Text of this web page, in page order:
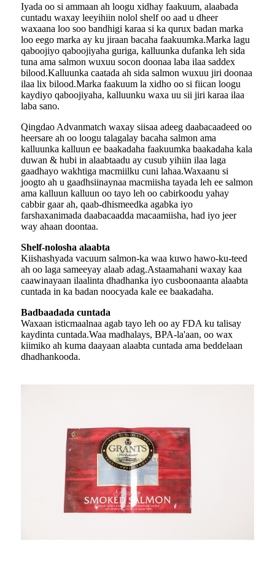
Iyada oo si ammaan ah loogu xidhay faakuum, alaabada
cuntadu waxay leeyihiin nolol shelf oo aad u dheer
waxaana loo soo bandhigi karaa si ka qurux badan marka
loo eego marka ay ku jiraan bacaha faakuumka.Marka lagu
qaboojiyo qaboojiyaha guriga, kalluunka dufanka leh sida
tuna ama salmon wuxuu socon doonaa laba ilaa saddex
bilood.Kalluunka caatada ah sida salmon wuxuu jiri doonaa
ilaa lix bilood.Marka faakuum la xidho oo si fiican loogu
kaydiyo qaboojiyaha, kalluunku waxa uu sii jiri karaa ilaa
laba sano.
Qingdao Advanmatch waxay siisaa adeeg daabacaadeed oo
heersare ah oo loogu talagalay bacaha salmon ama
kalluunka kalluun ee baakadaha faakuumka baakadaha kala
duwan & hubi in alaabtaadu ay cusub yihiin ilaa laga
gaadhayo wakhtiga macmiilku cuni lahaa.Waxaanu si
joogto ah u gaadhsiinaynaa macmiisha tayada leh ee salmon
ama kalluun kalluun oo tayo leh oo cabirkoodu yahay
cabbir gaar ah, qaab-dhismeedka agabka iyo
farshaxanimada daabacaadda macaamiisha, had iyo jeer
way ahaan doontaa.
Shelf-nolosha alaabta
Kiishashyada vacuum salmon-ka waa kuwo hawo-ku-teed
ah oo laga sameeyay alaab adag.Astaamahani waxay kaa
caawinayaan ilaalinta dhadhanka iyo cusboonaanta alaabta
cuntada in ka badan noocyada kale ee baakadaha.
Badbaadada cuntada
Waxaan isticmaalnaa agab tayo leh oo ay FDA ku talisay
kaydinta cuntada.Waa madhalays, BPA-la'aan, oo wax
kiimiko ah kuma daayaan alaabta cuntada ama beddelaan
dhadhankooda.